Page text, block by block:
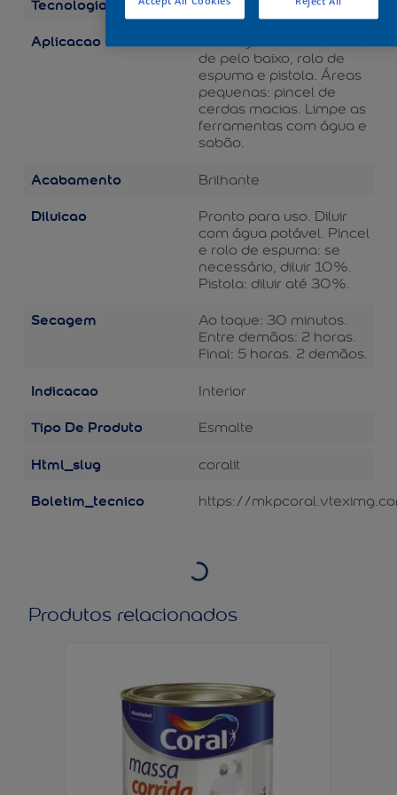
Balance
Aplicacao
de pelo baixo, rolo de
espuma e pistola. Áreas
pequenas: pincel de
cerdas macias. Limpe as
ferramentas com água e
sabão.
Acabamento Brilhante
Diluicao
Pronto para uso. Diluir
com água potável. Pincel
e rolo de espuma: se
necessário, diluir 10%.
Pistola: diluir até 30%.
Secagem
Ao toque: 30 minutos.
Entre demãos: 2 horas.
Final: 5 horas. 2 demãos.
Indicacao Interior
Tipo De Produto Esmalte
Html_slug coralit
Boletim_tecnico https://
Produtos relacionados